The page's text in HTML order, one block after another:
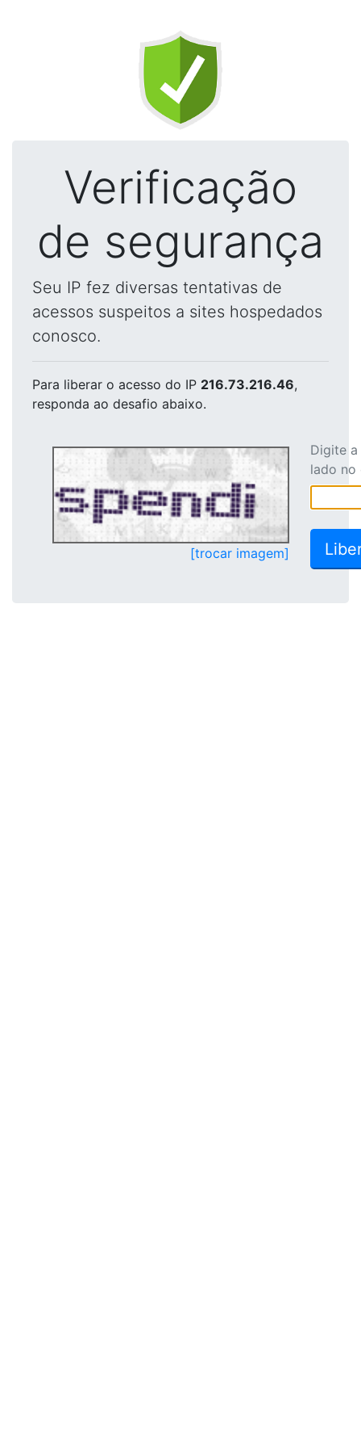
Verificação
de segurança
Seu IP fez diversas tentativas de
acessos suspeitos a sites hospedados
conosco.
Para liberar o acesso do IP 216.73.216.46,
responda ao desafio abaixo.
[trocar imagem]
Digite
lado no